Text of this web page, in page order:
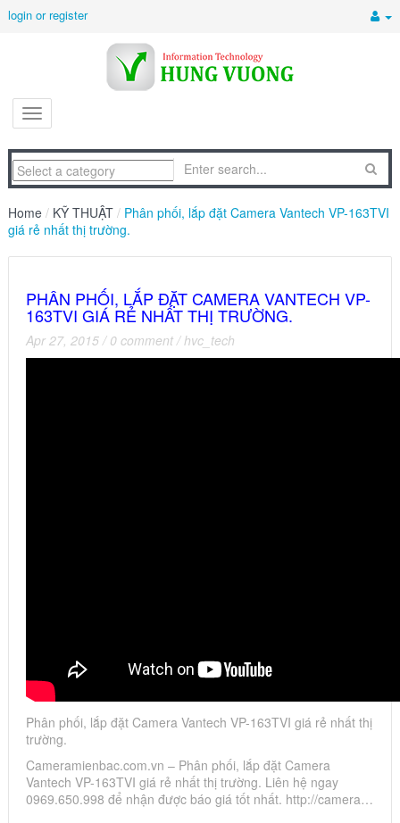
login or register
Home / KỸ THUẬT / Phân phối, lắp đặt Camera Vantech VP-163TVI
giá rẻ nhất thị trường.
PHÂN PHỐI, LẮP ĐẶT CAMERA VANTECH VP-
163TVI GIÁ RẺ NHẤT THỊ TRƯỜNG.
Apr 27, 2015 / 0 comment /hvc_tech
Phân phối, lắp đặt Camera Vantech VP-163TVI giá rẻ nhất thị
trường.
Cameramienbac.com.vn – Phân phối, lắp đặt Camera
Vantech VP-163TVI giá rẻ nhất thị trường. Liên hệ ngay
0969.650.998 để nhận được báo giá tốt nhất. http://camera…